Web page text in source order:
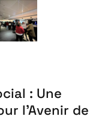
: Une
l’Avenir de